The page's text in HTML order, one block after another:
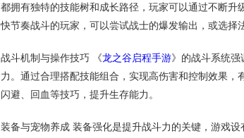
都拥有独特的技能树和成长路径，玩家可以通过不断
快节奏战斗的玩家，可以尝试战士的爆发输出，或选择
战斗机制与操作技巧 《龙之谷启程手游》的战斗系统
力。通过合理搭配技能组合，实现高伤害和控制效果
闪避、回血等技巧，提升生存能力。
装备与宠物养成 装备强化是提升战斗力的关键，游戏